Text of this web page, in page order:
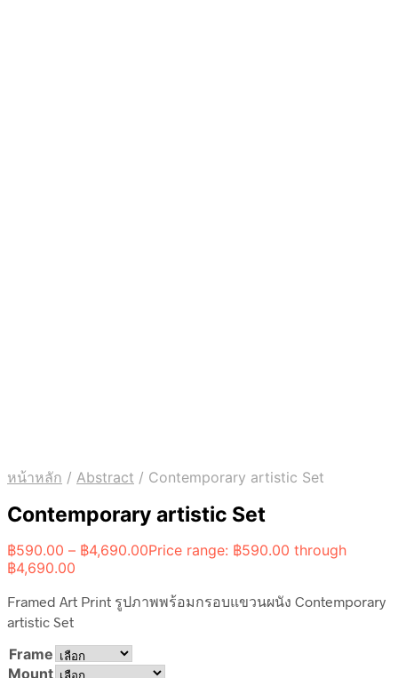
หน้าหลัก / Abstract / Contemporary artistic Set
Contemporary artistic Set
฿590.00 – ฿4,690.00Price range: ฿590.00 through
฿4,690.00
Framed Art Print รูปภาพพร้อมกรอบแขวนผนัง Contemporary
artistic Set
Frame
Mount